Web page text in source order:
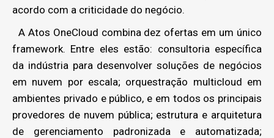
acordo com a criticidade do negócio.
A Atos OneCloud combina dez ofertas em um único
framework. Entre eles estão: consultoria específica
da indústria para desenvolver soluções de negócios
em nuvem por escala; orquestração multicloud em
ambientes privado e público, e em todos os principais
provedores de nuvem pública; estrutura e arquitetura
de gerenciamento padronizada e automatizada;